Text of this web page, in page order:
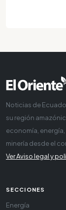
Noticias de
su región
economía,
minería desde el
Ver Aviso legal y
SECCIONES
Energía